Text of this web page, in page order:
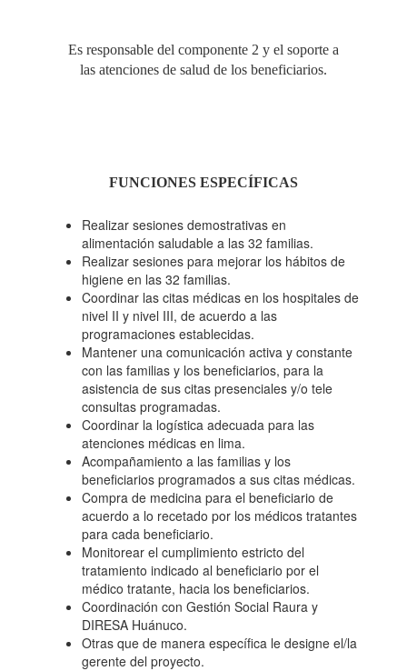
Es responsable del componente 2 y el soporte a
las atenciones de salud de los beneficiarios.
FUNCIONES ESPECÍFICAS
Realizar sesiones demostrativas en
alimentación saludable a las 32 familias.
Realizar sesiones para mejorar los hábitos de
higiene en las 32 familias.
Coordinar las citas médicas en los hospitales de
nivel II y nivel III, de acuerdo a las
programaciones establecidas.
Mantener una comunicación activa y constante
con las familias y los beneficiarios, para la
asistencia de sus citas presenciales y/o tele
consultas programadas.
Coordinar la logística adecuada para las
atenciones médicas en lima.
Acompañamiento a las familias y los
beneficiarios programados a sus citas médicas.
Compra de medicina para el beneficiario de
acuerdo a lo recetado por los médicos tratantes
para cada beneficiario.
Monitorear el cumplimiento estricto del
tratamiento indicado al beneficiario por el
médico tratante, hacia los beneficiarios.
Coordinación con Gestión Social Raura y
DIRESA Huánuco.
Otras que de manera específica le designe el/la
gerente del proyecto.